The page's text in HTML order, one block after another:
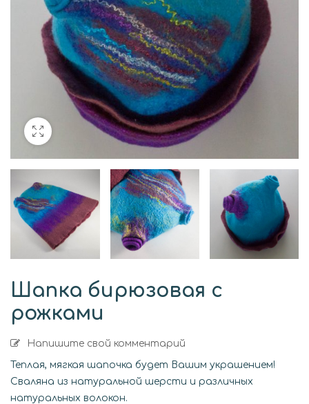
Шапка бирюзовая с
рожками
Напишите свой комментарий
Теплая, мягкая шапочка будет Вашим украшением!
Сваляна из натуральной шерсти и различных
натуральных волокон.